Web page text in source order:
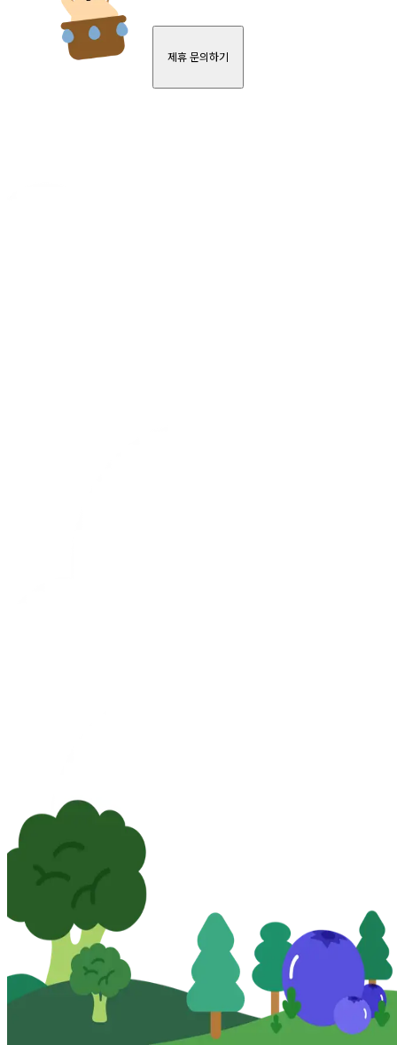
제휴 문의하기